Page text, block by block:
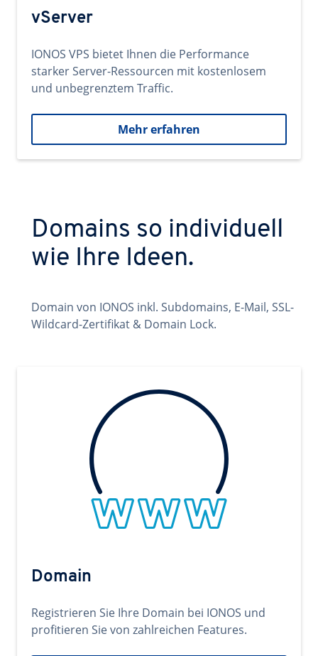
vServer
IONOS VPS bietet Ihnen die Performance
starker Server-Ressourcen mit kostenlosem
und unbegrenztem Traffic.
Mehr erfahren
Domains so individuell
wie Ihre Ideen.
Domain von IONOS inkl. Subdomains, E-Mail, SSL-
Wildcard-Zertifikat & Domain Lock.
Domain
Registrieren Sie Ihre Domain bei IONOS und
profitieren Sie von zahlreichen Features.